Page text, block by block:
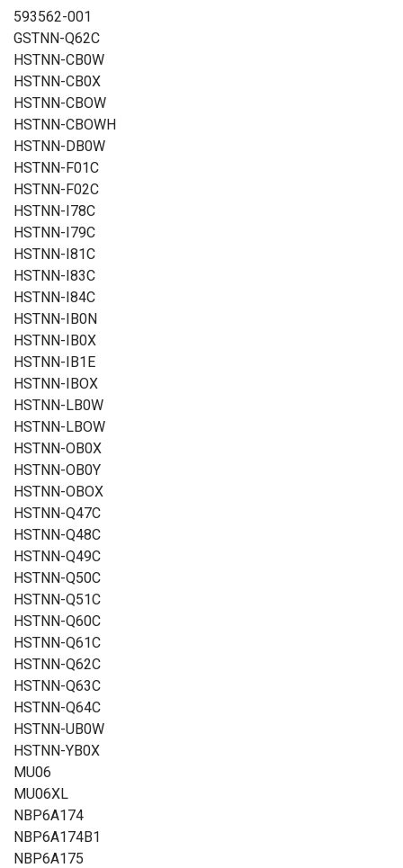
593562-001
GSTNN-Q62C
HSTNN-CB0W
HSTNN-CB0X
HSTNN-CBOW
HSTNN-CBOWH
HSTNN-DB0W
HSTNN-F01C
HSTNN-F02C
HSTNN-I78C
HSTNN-I79C
HSTNN-I81C
HSTNN-I83C
HSTNN-I84C
HSTNN-IB0N
HSTNN-IB0X
HSTNN-IB1E
HSTNN-IBOX
HSTNN-LB0W
HSTNN-LBOW
HSTNN-OB0X
HSTNN-OB0Y
HSTNN-OBOX
HSTNN-Q47C
HSTNN-Q48C
HSTNN-Q49C
HSTNN-Q50C
HSTNN-Q51C
HSTNN-Q60C
HSTNN-Q61C
HSTNN-Q62C
HSTNN-Q63C
HSTNN-Q64C
HSTNN-UB0W
HSTNN-YB0X
MU06
MU06XL
NBP6A174
NBP6A174B1
NBP6A175